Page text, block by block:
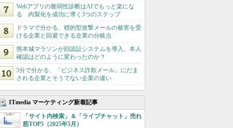
Webアプリの脆弱性診断はAIでもっと楽にな
る 内製化を成功に導く3つのステップ
ドラマで分かる、標的型攻撃メールの被害を受
ける企業と回避できる企業の分岐点
熊本城マラソンが顔認証システムを導入、本人
確認はどのように変わったのか？
5分で分かる、「ビジネス詐欺メール」にだま
される企業とそうでない企業の違い
ITmedia マーケティング新着記事
「サイト内検索」＆「ライブチャット」売れ
筋TOP5（2025年5月）